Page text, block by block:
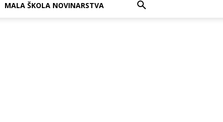
MALA ŠKOLA NOVINARSTVA